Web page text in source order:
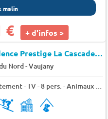
malin
€ + d'infos >
Résidence Prestige La Cascade - Les Epinettes
Nord-Vaujany
Appartement - TV - 8 pers. - Animaux admis